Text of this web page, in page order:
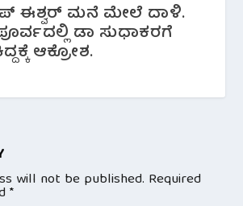
ಈಶ್ವರ್ ಮನೆ ಮೇಲೆ ದಾಳಿ.
ಡಾ ಸುಧಾಕರಗೆ
ಆಕ್ರೋಶ.
will not be published. Required
*